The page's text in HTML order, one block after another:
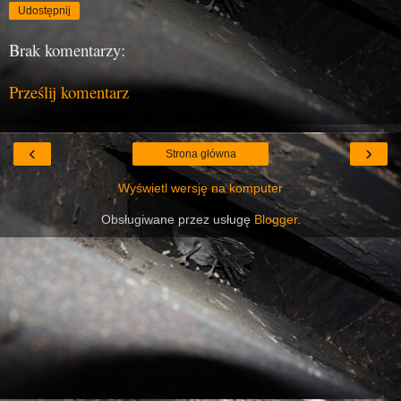
Udostępnij
Brak komentarzy:
Prześlij komentarz
‹ ›
Strona główna
Wyświetl wersję na komputer
Obsługiwane przez usługę Blogger.